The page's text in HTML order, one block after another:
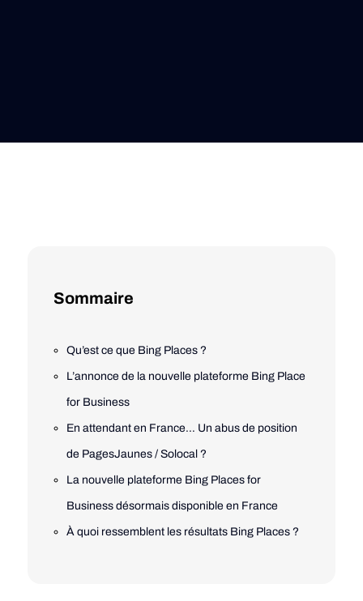
Sommaire
Qu’est ce que Bing Places ?
L’annonce de la nouvelle plateforme Bing Place
for Business
En attendant en France… Un abus de position
de PagesJaunes / Solocal ?
La nouvelle plateforme Bing Places for
Business désormais disponible en France
À quoi ressemblent les résultats Bing Places ?